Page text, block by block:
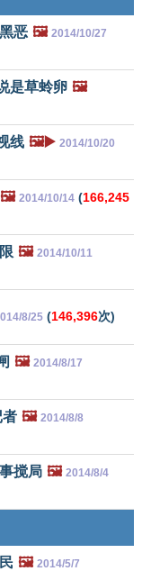
恶 🖼️ 2014/10/27
是草蛉卵 🖼️
线 🖼️▶️ 2014/10/20
🖼️ 2014/10/14 (166,245
🖼️ 2014/10/11
8/25 (146,396次)
🖼️ 2014/8/17
者 🖼️ 2014/8/8
搅局 🖼️ 2014/8/4
🖼️ 2014/5/7